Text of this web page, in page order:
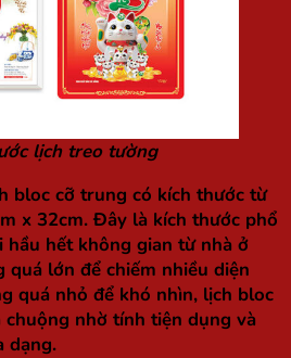
lịch treo tường
bloc cỡ trung có kích thước từ
x 32cm. Đây là kích thước phổ
hầu hết không gian từ nhà ở
quá lớn để chiếm nhiều diện
quá nhỏ để khó nhìn, lịch bloc
nhờ tính tiện dụng và
dạng.